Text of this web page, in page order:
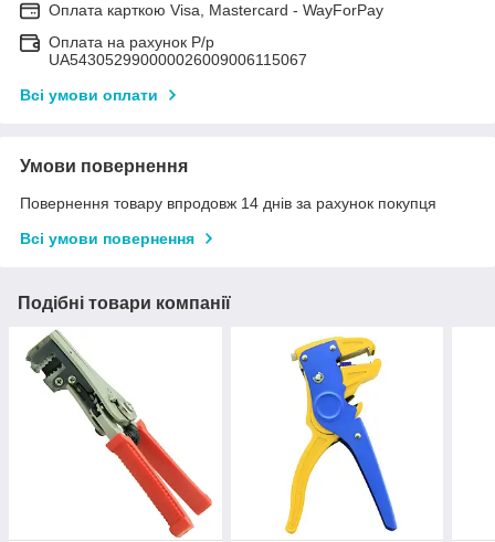
Оплата карткою Visa, Mastercard - WayForPay
Оплата на рахунок Р/р
UA543052990000026009006115067
Всі умови оплати
Умови повернення
Повернення товару впродовж 14 днів за рахунок покупця
Всі умови повернення
Подібні товари компанії